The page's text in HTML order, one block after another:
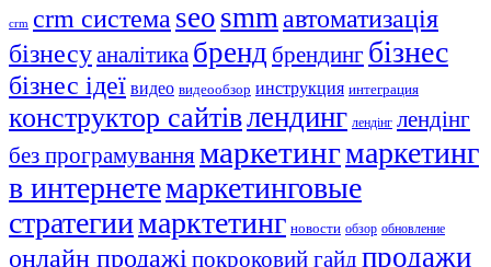
crm crm система seo smmавтоматизація
бізнесуаналітика бренд брендинг бізнес
бізнес ідеї видео видеообзор инструкция интеграция
конструктор сайтівлендинг лендінг лендінг
без програмуваннямаркетингмаркетинг
в интернетемаркетинговые
стратегиимарктетинг новости обзор обновление
онлайн продажі покроковий гайдпродажи